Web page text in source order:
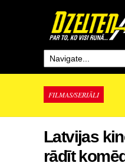
FILMAS/SERIĀLI
Latvijas
rādīt